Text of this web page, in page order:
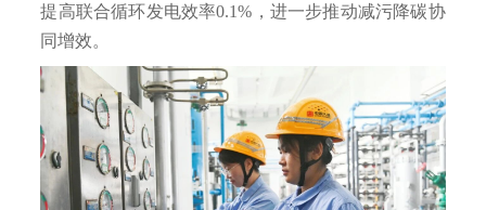
提高联合循环发电效率0.1%，进一步推动减污降碳协
同增效。